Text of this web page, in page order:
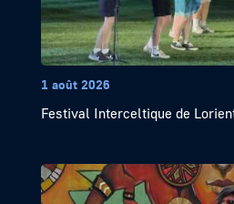
1 août 2026
Festival Interceltique de